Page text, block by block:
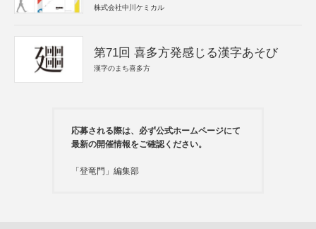
株式会社中川ケミカル
第71回 喜多方発感じる漢字あそび
漢字のまち喜多方
応募される際は、必ず公式ホームページにて
最新の開催情報をご確認ください。
「登竜門」編集部